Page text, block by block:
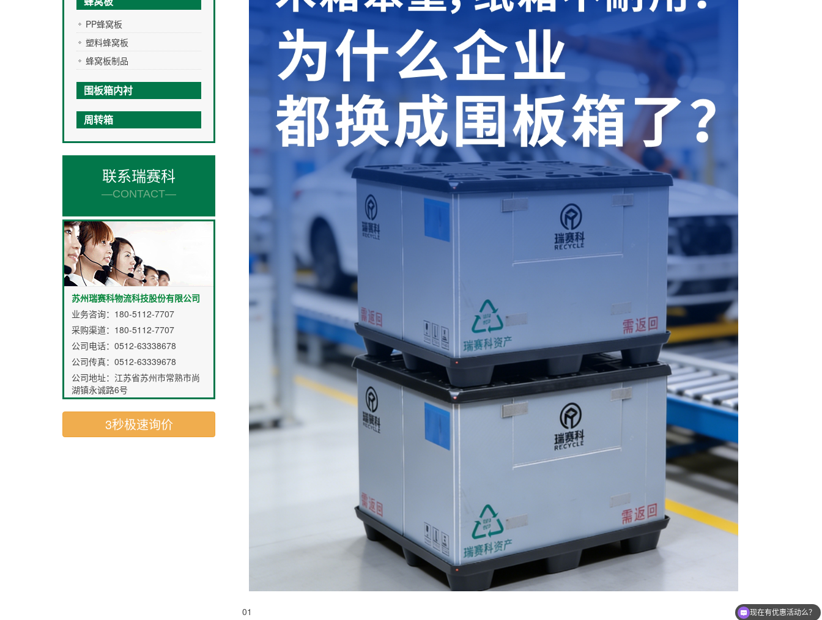
PP蜂窝板
塑料蜂窝板
蜂窝板制品
围板箱内衬
周转箱
联系瑞赛科
—CONTACT—
苏州瑞赛科物流科技股份有限公司
业务咨询： 180-5112-7707
采购渠道： 180-5112-7707
公司电话：0512-63338678
公司传真：0512-63339678
公司地址：江苏省苏州市常熟市尚
湖镇永诚路6号
3秒极速询价
01
现在有优惠活动么？